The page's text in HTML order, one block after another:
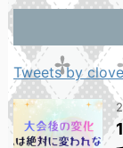
Tweets by